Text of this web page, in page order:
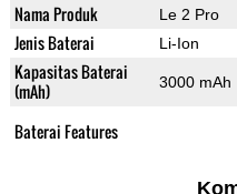
Nama Produk Le 2 Pro
Jenis Baterai Li-Ion
Kapasitas Baterai
(mAh)
3000 mAh
Baterai Features